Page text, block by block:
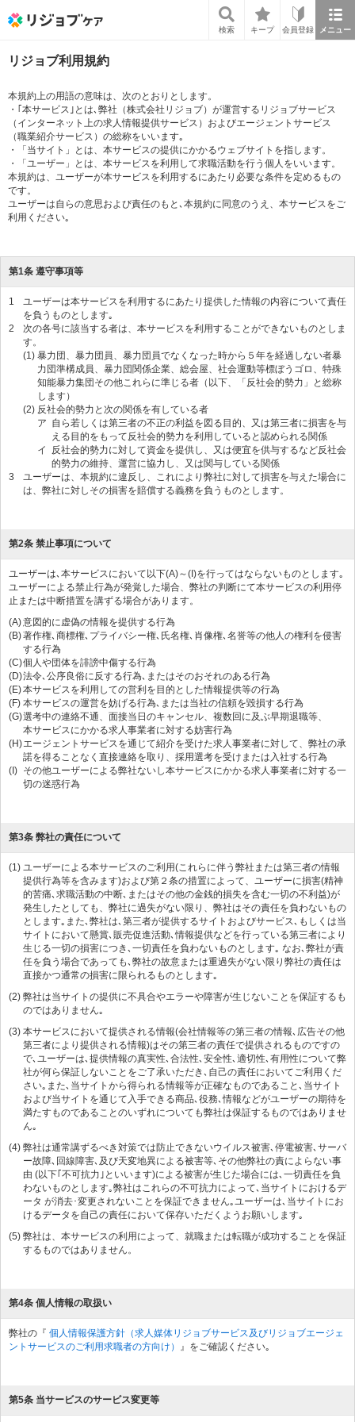
検索 キープ 会員登録 メニュー
リジョブ利用規約
本規約上の用語の意味は、次のとおりとします。
・｢本サービス｣とは､弊社（株式会社リジョブ）が運営するリジョブサービス
（インターネット上の求人情報提供サービス）およびエージェントサービス
（職業紹介サービス）の総称をいいます｡
・「当サイト」とは、本サービスの提供にかかるウェブサイトを指します。
・「ユーザー」とは、本サービスを利用して求職活動を行う個人をいいます。
本規約は、ユーザーが本サービスを利用するにあたり必要な条件を定めるもの
です。
ユーザーは自らの意思および責任のもと､本規約に同意のうえ、本サービスをご
利用ください｡
第1条 遵守事項等
1
ユーザーは本サービスを利用するにあたり提供した情報の内容について責任
を負うものとします｡
2
次の各号に該当する者は、本サービスを利用することができないものとしま
す。
(1) 暴力団、暴力団員、暴力団員でなくなった時から５年を経過しない者暴
力団準構成員、暴力団関係企業、総会屋、社会運動等標ぼうゴロ、特殊
知能暴力集団その他これらに準じる者（以下、「反社会的勢力」と総称
します）
(2) 反社会的勢力と次の関係を有している者
ア 自ら若しくは第三者の不正の利益を図る目的、又は第三者に損害を与
える目的をもって反社会的勢力を利用していると認められる関係
イ
反社会的勢力に対して資金を提供し、又は便宜を供与するなど反社会
的勢力の維持、運営に協力し、又は関与している関係
3
ユーザーは、本規約に違反し、これにより弊社に対して損害を与えた場合に
は、弊社に対しその損害を賠償する義務を負うものとします。
第2条 禁止事項について
ユーザーは､本サービスにおいて以下(A)～(I)を行ってはならないものとします｡
ユーザーによる禁止行為が発覚した場合、弊社の判断にて本サービスの利用停
止または中断措置を講ずる場合があります。
(A)意図的に虚偽の情報を提供する行為
(B)著作権､商標権､プライバシー権､氏名権､肖像権､名誉等の他人の権利を侵害
する行為
(C)個人や団体を誹謗中傷する行為
(D)法令､公序良俗に反する行為､またはそのおそれのある行為
(E)本サービスを利用しての営利を目的とした情報提供等の行為
(F) 本サービスの運営を妨げる行為､または当社の信頼を毀損する行為
(G)選考中の連絡不通、面接当日のキャンセル、複数回に及ぶ早期退職等、
本サービスにかかる求人事業者に対する妨害行為
(H)エージェントサービスを通じて紹介を受けた求人事業者に対して、弊社の承
諾を得ることなく直接連絡を取り、採用選考を受けまたは入社する行為
(I) その他ユーザーによる弊社ないし本サービスにかかる求人事業者に対する一
切の迷惑行為
第3条 弊社の責任について
(1) ユーザーによる本サービスのご利用(これらに伴う弊社または第三者の情報
提供行為等を含みます)および第２条の措置によって、ユーザーに損害(精神
的苦痛､求職活動の中断､またはその他の金銭的損失を含む一切の不利益)が
発生したとしても、弊社に過失がない限り、弊社はその責任を負わないもの
とします｡また､弊社は､第三者が提供するサイトおよびサービス､もしくは当
サイトにおいて懸賞､販売促進活動､情報提供などを行っている第三者により
生じる一切の損害につき､一切責任を負わないものとします｡ なお､弊社が責
任を負う場合であっても､弊社の故意または重過失がない限り弊社の責任は
直接かつ通常の損害に限られるものとします｡
(2) 弊社は当サイトの提供に不具合やエラーや障害が生じないことを保証するも
のではありません｡
(3) 本サービスにおいて提供される情報(会社情報等の第三者の情報､広告その他
第三者により提供される情報)はその第三者の責任で提供されるものですの
で､ユーザーは､提供情報の真実性､合法性､安全性､適切性､有用性について弊
社が何ら保証しないことをご了承いただき､自己の責任においてご利用くだ
さい｡また､当サイトから得られる情報等が正確なものであること､当サイト
および当サイトを通じて入手できる商品､役務､情報などがユーザーの期待を
満たすものであることのいずれについても弊社は保証するものではありませ
ん｡
(4) 弊社は通常講ずるべき対策では防止できないウイルス被害､停電被害､サーバ
ー故障､回線障害､及び天変地異による被害等､その他弊社の責によらない事
由 (以下｢不可抗力｣といいます)による被害が生じた場合には､一切責任を負
わないものとします｡弊社はこれらの不可抗力によって､当サイトにおけるデ
ータ が消去･変更されないことを保証できません｡ユーザーは､当サイトにお
けるデータを自己の責任において保存いただくようお願いします｡
(5) 弊社は、本サービスの利用によって、就職または転職が成功することを保証
するものではありません。
第4条 個人情報の取扱い
弊社の『 個人情報保護方針（求人媒体リジョブサービス及びリジョブエージェ
ントサービスのご利用求職者の方向け） 』をご確認ください｡
第5条 当サービスのサービス変更等